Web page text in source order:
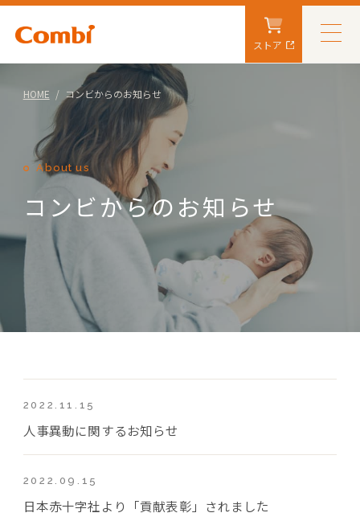
ストア
HOME コンビからのお知らせ
About us
コンビからのお知らせ
2022.11.15
人事異動に関するお知らせ
2022.09.15
日本赤十字社より「貢献表彰」されました